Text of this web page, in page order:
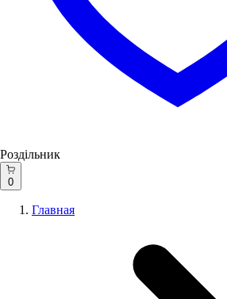
Роздільник
0
Главная